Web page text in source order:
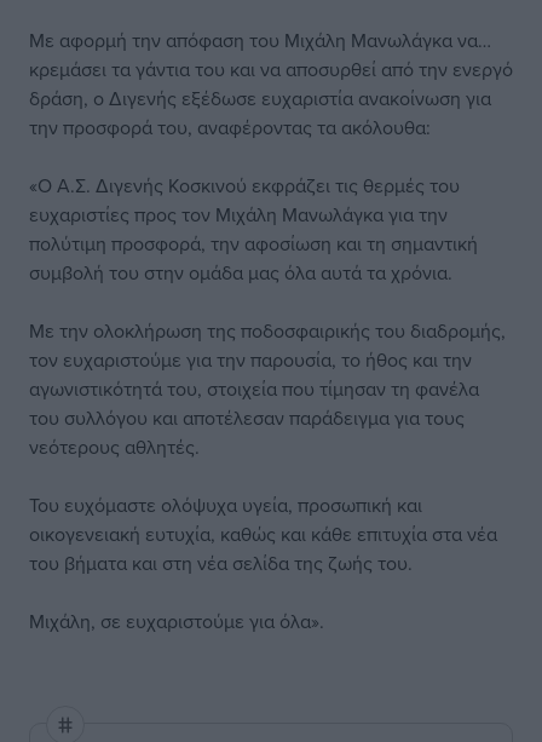
Με αφορμή την απόφαση του Μιχάλη Μανωλάγκα να…
κρεμάσει τα γάντια του και να αποσυρθεί από την ενεργό
δράση, ο Διγενής εξέδωσε ευχαριστία ανακοίνωση για
την προσφορά του, αναφέροντας τα ακόλουθα:
«Ο Α.Σ. Διγενής Κοσκινού εκφράζει τις θερμές του
ευχαριστίες προς τον Μιχάλη Μανωλάγκα για την
πολύτιμη προσφορά, την αφοσίωση και τη σημαντική
συμβολή του στην ομάδα μας όλα αυτά τα χρόνια.
Με την ολοκλήρωση της ποδοσφαιρικής του διαδρομής,
τον ευχαριστούμε για την παρουσία, το ήθος και την
αγωνιστικότητά του, στοιχεία που τίμησαν τη φανέλα
του συλλόγου και αποτέλεσαν παράδειγμα για τους
νεότερους αθλητές.
Του ευχόμαστε ολόψυχα υγεία, προσωπική και
οικογενειακή ευτυχία, καθώς και κάθε επιτυχία στα νέα
του βήματα και στη νέα σελίδα της ζωής του.
Μιχάλη, σε ευχαριστούμε για όλα».